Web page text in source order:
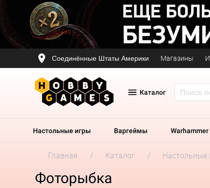
Соединённые Штаты Америки Магазины
Каталог
Настольные игры Варгеймы Warhammer
Главная Каталог Настольные
Фоторыбка